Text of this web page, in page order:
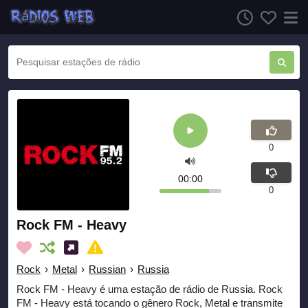
Rock FM - Heavy
Rock › Metal › Russian › Russia
Rock FM - Heavy é uma estação de rádio de Russia. Rock
FM - Heavy está tocando o gênero Rock, Metal e transmite
00:00
0
0